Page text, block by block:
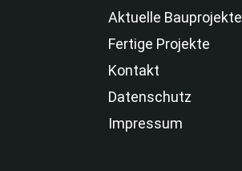
Aktuelle Bauprojekte
Fertige Projekte
Kontakt
Datenschutz
Impressum